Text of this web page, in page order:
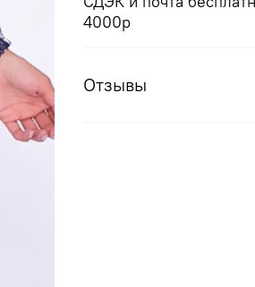
4000р
Отзывы